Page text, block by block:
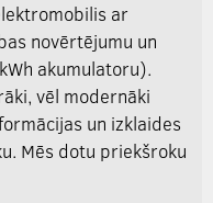
ar
novērtējumu un
akumulatoru).
vēl modernāki
un izklaides
Mēs dotu priekšroku